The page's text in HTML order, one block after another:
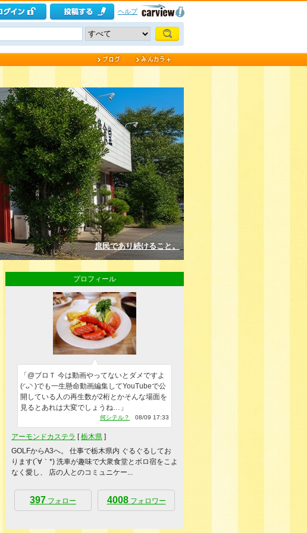
ヘルプ
庶民であり続けること。
プロフィール
「@ブロＴ 今は動画やってないとダメですよ
(◜ᴗ◝ )でも一生懸命動画編集してYouTubeで公
開している人の再生数が2桁とかそんな場面を
見るとあれは大変でしょうね…」
何シテル？ 08/09 17:33
アーモンドカステラ [栃木県 ]
GOLFからA3へ。 仕事で栃木県内 ぐるぐるしてお
ります(´∀｀*) 洗車が趣味で大衆食堂とボロ宿をこよ
なく愛し、 店の人とのコミュニケー...
397 フォロー 4008フォロワー